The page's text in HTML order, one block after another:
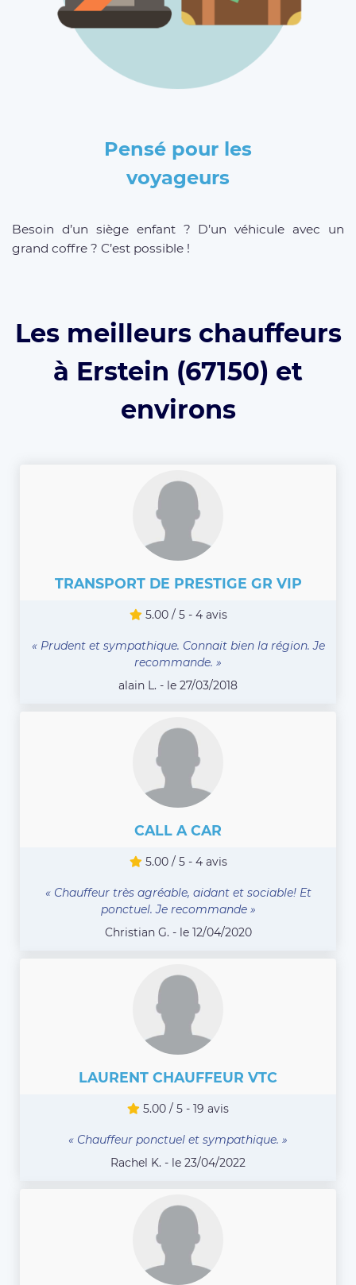
Pensé pour les
voyageurs
Besoin d’un siège enfant ? D’un véhicule avec un
grand coffre ? C’est possible !
Les meilleurs chauffeurs
à Erstein (67150) et
environs
TRANSPORT DE PRESTIGE GR VIP
5.00 / 5 - 4 avis
« Prudent et sympathique. Connait bien la région. Je
recommande. »
alain L. - le 27/03/2018
CALL A CAR
5.00 / 5 - 4 avis
« Chauffeur très agréable, aidant et sociable! Et
ponctuel. Je recommande »
Christian G. - le 12/04/2020
LAURENT CHAUFFEUR VTC
5.00 / 5 - 19 avis
« Chauffeur ponctuel et sympathique. »
Rachel K. - le 23/04/2022